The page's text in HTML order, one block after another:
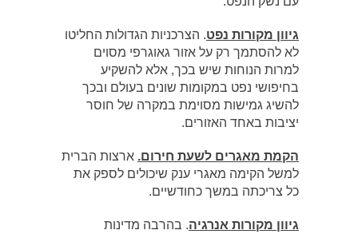
גיוון מקורות נפט. הצרכניות הגדולות החליטו
לא להסתמך רק על אזור גאוגרפי מסוים
למרות הנוחות שיש בכך, אלא להשקיע
בחיפושי נפט במקומות שונים בעולם ובכך
להשיג גמישות מסוימת במקרה של חוסר
יציבות באחד האזורים.
הקמת מאגרים לשעת חירום. ארצות הברית
למשל הקימה מאגרי ענק שיכולים לספק את
כל צריכתה במשך כחודשיים.
גיוון מקורות אנרגיה. בהרבה מדינות